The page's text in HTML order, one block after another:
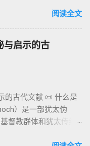
麻风）、体液等“洁净
隔离，而是建立 圣洁与
“洁净”不是等同于“无
神居住之地，进入必
），大祭司进入至
《利未记》的神学中
盖才能维持这同在；
为耶和华”的与“归于
以诺书信》（91–108）
等。 提示：另有《二
希伯来文），属更晚
、为什么重要？——
（“主带着千万圣者
路斯 （Tartarus）”指
书/启示录 中的“ 人子
”（太24–25；启1、
形式 （“- im” 后
复数 意义， 如 指 多
借助 上下文 判断 语
的 主要 用法 与
1. 真神 指 以色列 的
gods） 3. 属 灵 存在
82: 1, 申 32: 8– 9
托 施行 神 审判者 出
阅读全文
与启示的古
的古代文献 📜 什么是
）是一部犹太伪
督教群体和犹太传统